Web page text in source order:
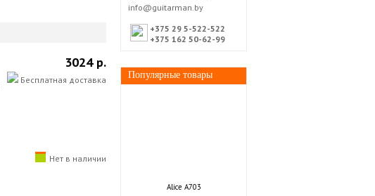
3024 р.
Бесплатная доставка
Нет в наличии
info@guitarman.by
+375 29 5-522-522
+375 162 50-62-99
Популярные товары
Alice A703